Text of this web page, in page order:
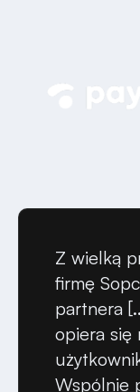
Z wielką
firmę
partnera
opiera się
Wspólnie